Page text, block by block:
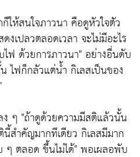
ก็ให้สนใจภาวนา คือดูหัวใจตัว
เปลวตลอดเวลา จะไม่มีอะไร
ฟ ด้วยการภาวนา"อย่างอื่นดับ
ไฟก็กลัวแต่น้ำ กิเลสเป็นของ
ๆ "ถ้าดูด้วยความมีสติแล้วนั้น
นี้สำคัญมากทีเดียว กิเลสมีมาก
ตลอด ขึ้นไม่ได้"พอเผลอพับ